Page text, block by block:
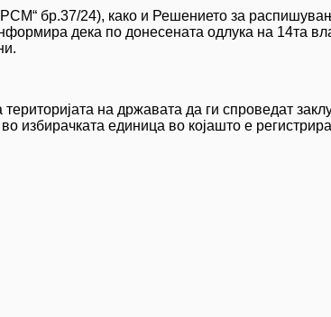
бр.37/24), како и Решението за
дека по донесената одлука на 14та
на државата да ги спроведат
избирачката единица во којашто е